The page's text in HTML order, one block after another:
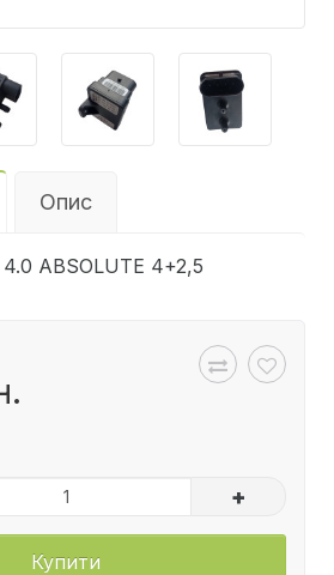
Опис
ABSOLUTE 4+2,5
+
Купити